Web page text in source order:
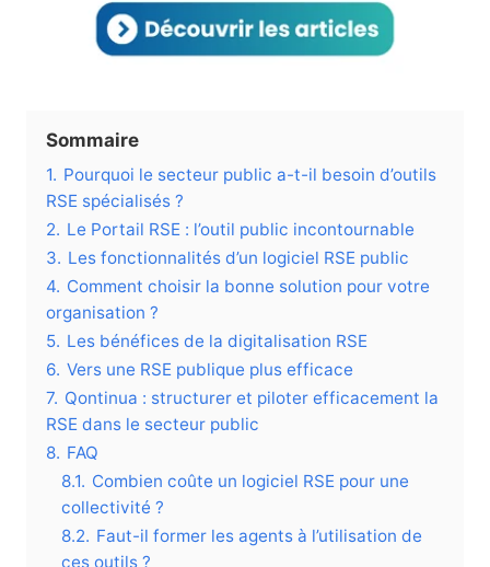
Sommaire
1. Pourquoi le secteur public a-t-il besoin d’outils
RSE spécialisés ?
2. Le Portail RSE : l’outil public incontournable
3. Les fonctionnalités d’un logiciel RSE public
4. Comment choisir la bonne solution pour votre
organisation ?
5. Les bénéfices de la digitalisation RSE
6. Vers une RSE publique plus efficace
7. Qontinua : structurer et piloter efficacement la
RSE dans le secteur public
8. FAQ
8.1. Combien coûte un logiciel RSE pour une
collectivité ?
8.2. Faut-il former les agents à l’utilisation de
ces outils ?